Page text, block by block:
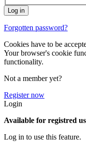
Forgotten password?
Cookies have to be
Your browser's cookie
functionality.
Not a member yet?
Register now
Login
Available for registred
Log in to use this feature.